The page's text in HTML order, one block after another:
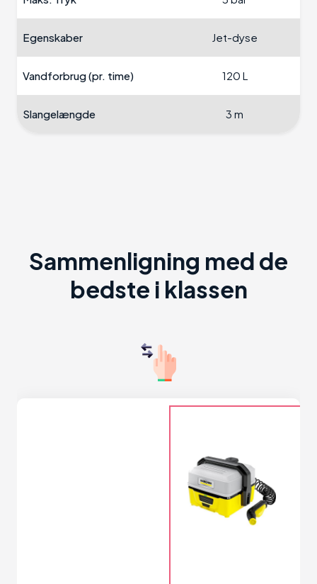
Egenskaber Jet-dyse
Vandforbrug (pr. time) 120 L
Slangelængde 3 m
Sammenligning med de
bedste i klassen